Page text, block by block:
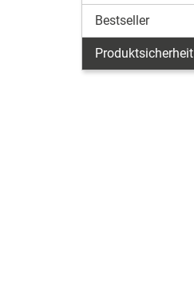
Bestseller
Produktsicherheit